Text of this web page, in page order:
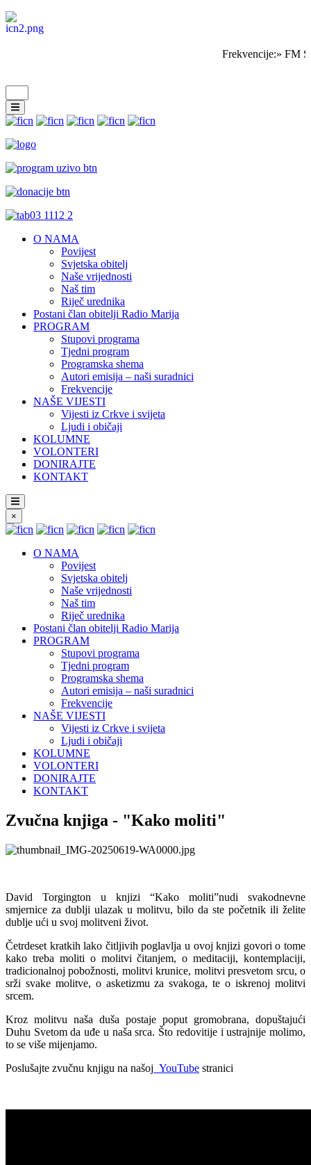
Frekvencije:» FM
O NAMA
Povijest
Svjetska obitelj
Naše vrijednosti
Naš tim
Riječ urednika
Postani član obitelji Radio Marija
PROGRAM
Stupovi programa
Tjedni program
Programska shema
Autori emisija – naši suradnici
Frekvencije
NAŠE VIJESTI
Vijesti iz Crkve i svijeta
Ljudi i običaji
KOLUMNE
VOLONTERI
DONIRAJTE
KONTAKT
×
O NAMA
Povijest
Svjetska obitelj
Naše vrijednosti
Naš tim
Riječ urednika
Postani član obitelji Radio Marija
PROGRAM
Stupovi programa
Tjedni program
Programska shema
Autori emisija – naši suradnici
Frekvencije
NAŠE VIJESTI
Vijesti iz Crkve i svijeta
Ljudi i običaji
KOLUMNE
VOLONTERI
DONIRAJTE
KONTAKT
Zvučna knjiga - "Kako moliti"
David Torgington u knjizi “Kako moliti”nudi svakodnevne
smjernice za dublji ulazak u molitvu, bilo da ste početnik ili želite
dublje ući u svoj molitveni život.
Četrdeset kratkih lako čitljivih poglavlja u ovoj knjizi govori o tome
kako treba moliti o molitvi čitanjem, o meditaciji, kontemplaciji,
tradicionalnoj pobožnosti, molitvi krunice, molitvi presvetom srcu, o
srži svake molitve, o asketizmu za svakoga, te o iskrenoj molitvi
srcem.
Kroz molitvu naša duša postaje poput gromobrana, dopuštajući
Duhu Svetom da uđe u naša srca. Što redovitije i ustrajnije molimo,
to se više mijenjamo.
Poslušajte zvučnu knjigu na našoj YouTube stranici